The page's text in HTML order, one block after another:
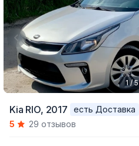
of
1 / 5
Kia RIO, 2017
есть Доставка
5
29 отзывов